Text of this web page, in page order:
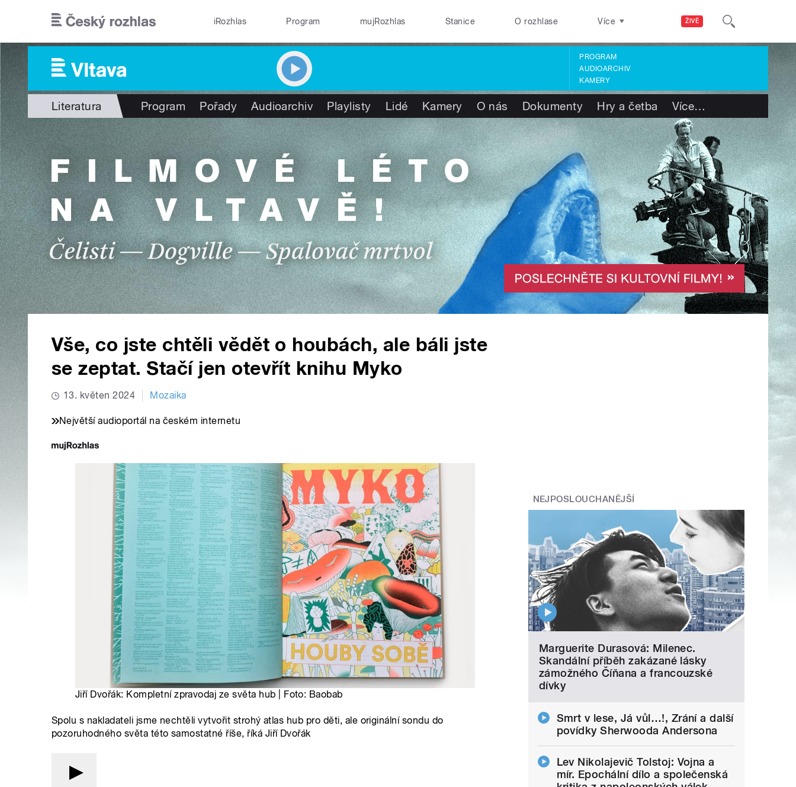
ŽIVĚ
iRozhlas Program mujRozhlas Stanice O rozhlase Více
PROGRAM
AUDIOARCHIV
KAMERY
Literatura Program Pořady Audioarchiv Playlisty Lidé Kamery O nás Dokumenty Hry a četba Více…
Vše, co jste chtěli vědět o houbách, ale báli jste
se zeptat. Stačí jen otevřít knihu Myko
13. květen 2024 Mozaika
Největší audioportál na českém internetu
Jiří Dvořák: Kompletní zpravodaj ze světa hub | Foto: Baobab
Spolu s nakladateli jsme nechtěli vytvořit strohý atlas hub pro děti, ale originální sondu do
pozoruhodného světa této samostatné říše, říká Jiří Dvořák
NEJPOSLOUCHANĚJŠÍ
Marguerite Durasová: Milenec.
Skandální příběh zakázané lásky
zámožného Číňana a francouzské
dívky
Smrt v lese, Já vůl…!, Zrání a další
povídky Sherwooda Andersona
Lev Nikolajevič Tolstoj: Vojna a
mír. Epochální dílo a společenská